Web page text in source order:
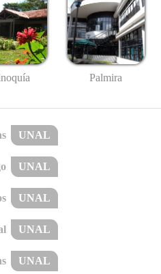
Palmira
UNAL
UNAL
UNAL
UNAL
UNAL